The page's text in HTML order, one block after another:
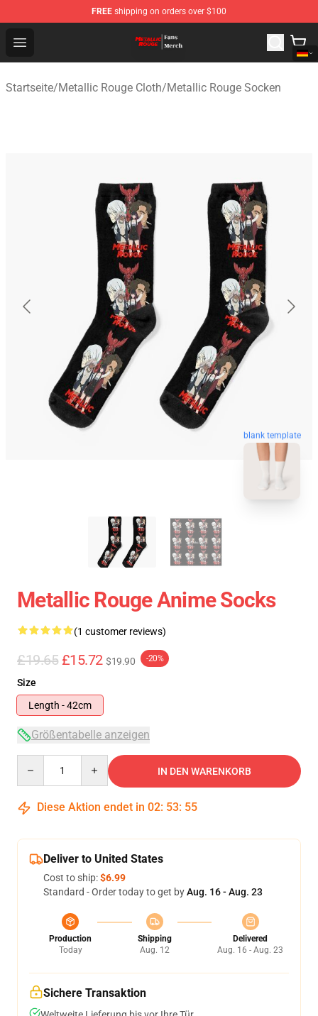
FREE shipping on orders over $100
Open menu
Metallic Rouge Store - Official Metallic Rouge
Startseite/Metallic Rouge Cloth/Metallic Rouge Socken
blank template
Metallic Rouge Anime Socks
(1 customer reviews)
£19.65 £15.72 $19.90 -20%
Size
Length - 42cm
Größentabelle anzeigen
IN DEN WARENKORB
Diese Aktion endet in 02: 53: 54
Deliver to United States
Cost to ship:$6.99
Standard - Order today to get byAug. 16 - Aug. 23
Production
Today
Shipping
Aug. 12
Delivered
Aug. 16 - Aug. 23
Sichere Transaktion